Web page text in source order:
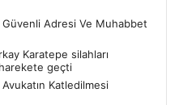
Adresi Ve Muhabbet
Karatepe silahları
geçti
Katledilmesi